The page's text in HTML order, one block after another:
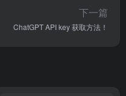
下一篇
ChatGPT API key 获取方法！